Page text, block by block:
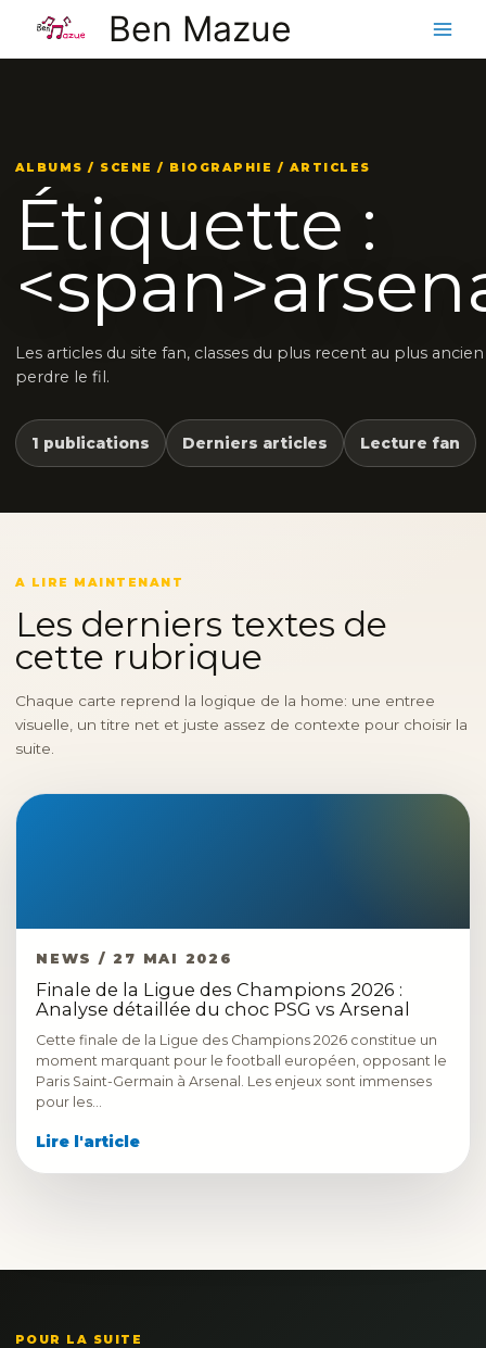
contenu
Ben Mazue
ALBUMS / SCENE / BIOGRAPHIE / ARTICLES
Étiquette :
Les articles du site fan, classes du plus recent au plus
perdre le fil.
1 publications Derniers articles Lecture fan
A LIRE MAINTENANT
Les derniers textes de
cette rubrique
Chaque carte reprend la logique de la home: une entree
visuelle, un titre net et juste assez de contexte pour choisir la
suite.
NEWS / 27 MAI 2026
Finale de la Ligue des Champions 2026 :
Analyse détaillée du choc PSG vs Arsenal
Cette finale de la Ligue des Champions 2026 constitue un
moment marquant pour le football européen, opposant le
Paris Saint-Germain à Arsenal. Les enjeux sont immenses
pour les…
Lire l'article
POUR LA SUITE